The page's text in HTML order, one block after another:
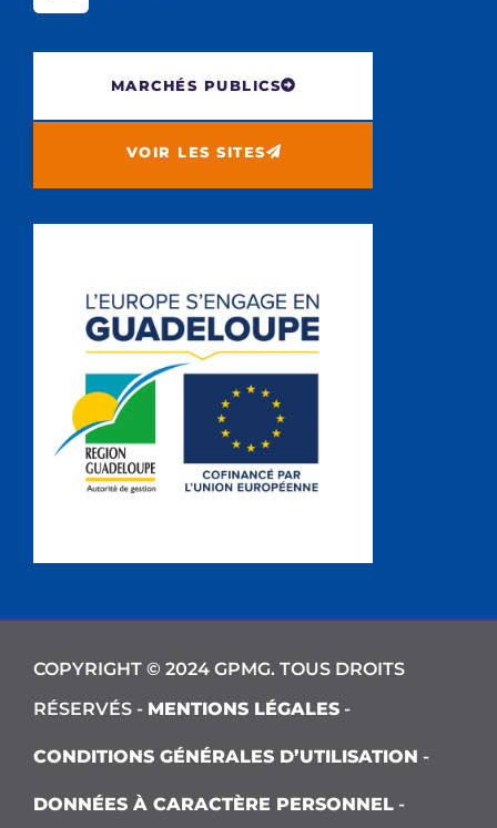
MARCHÉS PUBLICS
VOIR LES SITES
COPYRIGHT © 2024 GPMG. TOUS DROITS
RÉSERVÉS - MENTIONS LÉGALES -
CONDITIONS GÉNÉRALES D’UTILISATION -
DONNÉES À CARACTÈRE PERSONNEL -